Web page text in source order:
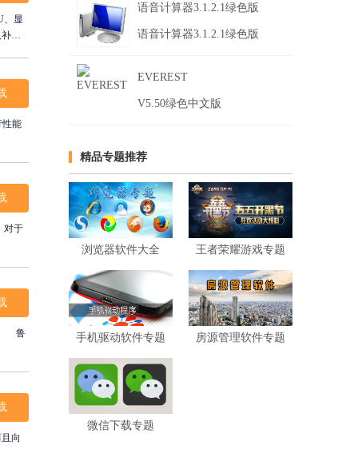
、显
丁
性能
对于
向
语音计算器3.1.2.1绿色版
语音计算器3.1.2.1绿色版
EVEREST
V5.50绿色中文版
精品专题推荐
浏览器软件大全 王者荣耀游戏专题
手机驱动软件专题 房源管理软件专题
微信下载专题